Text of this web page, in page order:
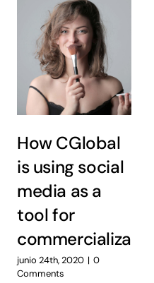
How CGlobal
is using social
media as a
tool for
junio 24th, 2020 | 0
Comments